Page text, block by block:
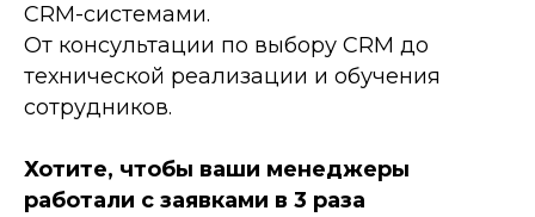
CRM-системами.
От консультации по выбору CRM до
технической реализации и обучения
сотрудников.
Хотите, чтобы ваши менеджеры
работали с заявками в 3 раза